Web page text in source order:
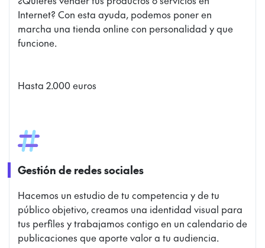
Internet? Con esta ayuda, podemos poner en
marcha una tienda online con personalidad y que
funcione.
Hasta 2.000 euros
Gestión de redes sociales
Hacemos un estudio de tu competencia y de tu
público objetivo, creamos una identidad visual para
tus perfiles y trabajamos contigo en un calendario de
publicaciones que aporte valor a tu audiencia.